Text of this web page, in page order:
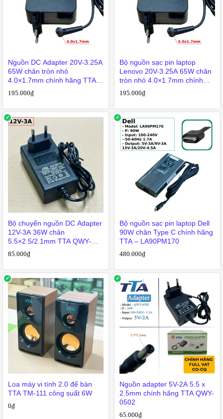
Nguồn DC Adapter 20V-3.25A
65W chân tròn nhỏ
4.0×1.7mm chính hãng TTA
LE-65DWA
195.000₫
Bộ nguồn sạc pin laptop
Lenovo 20V-3.25A 65W chân
tròn nhỏ 4.0×1.7mm chính
hãng TTA
195.000₫
Bộ chuyển nguồn DC Adapter
12V-3A 36W chân
5.5×2.5/2.1mm TTA QWY-
1203
85.000₫
Bộ nguồn sạc pin laptop Dell
90W chân Type C chính hãng
TTA – LA90PM170
480.000₫
Loa máy vi tính 2.0 để bàn
TTA TM-111 công suất 6W
0₫
Nguồn adapter 5V-2A 5.5 x
2.5mm chính hãng TTA QWY-
0502
65.000₫